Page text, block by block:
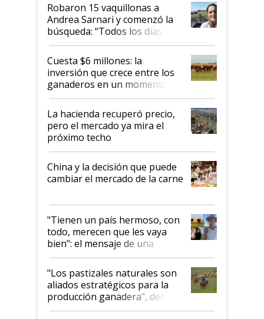
Robaron 15 vaquillonas a
Andrea Sarnari y comenzó la
búsqueda: “Todos los días le
toca a algún productor”
Cuesta $6 millones: la
inversión que crece entre los
ganaderos en un momento
histórico para la actividad
La hacienda recuperó precio,
pero el mercado ya mira el
próximo techo
China y la decisión que puede
cambiar el mercado de la carne
"Tienen un país hermoso, con
todo, merecen que les vaya
bien": el mensaje de una
ganadera uruguaya sobre las
oportunidades que se abren
para el agro en Argentina, con
foco en la carne
"Los pastizales naturales son
aliados estratégicos para la
producción ganadera", destaca
la iniciativa que ya reúne a 46